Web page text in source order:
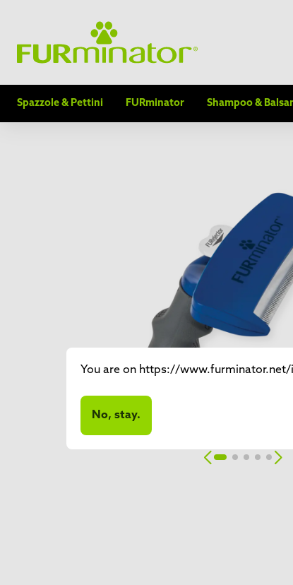
Spazzole & Pettini FURminator Shampoo &
You are on https://www.furminator.net/
No, stay.